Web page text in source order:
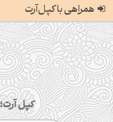
همراهی با کپل‌آرت